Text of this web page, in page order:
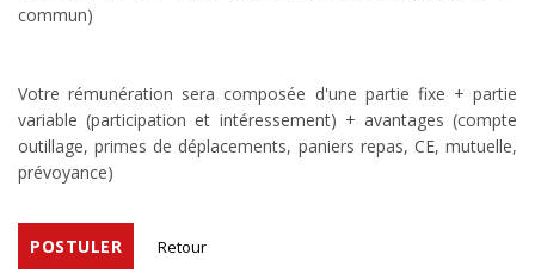
commun)
Votre rémunération sera composée d'une partie fixe + partie
variable (participation et intéressement) + avantages (compte
outillage, primes de déplacements, paniers repas, CE, mutuelle,
prévoyance)
Retour
POSTULER